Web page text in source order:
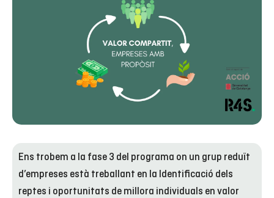
Ens trobem a la fase 3 del programa on un grup reduït
d’empreses està treballant en la Identificació dels
reptes i oportunitats de millora individuals en valor